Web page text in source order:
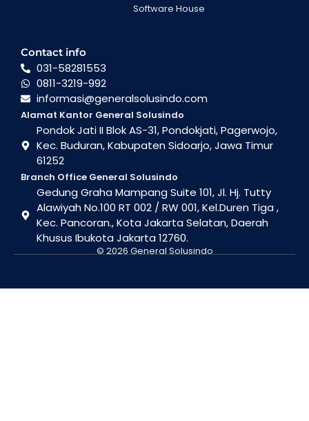
Software House
Contact info
031-58281553
0811-3219-992
informasi@generalsolusindo.com
Alamat Kantor General Solusindo
Pondok Jati II Blok AS-31, Pondokjati, Pagerwojo,
Kec. Buduran, Kabupaten Sidoarjo, Jawa Timur
61252
Branch Office General Solusindo
Gedung Graha Mampang Suite 101, Jl. Hj. Tutty
Alawiyah No.100 RT 002 / RW 001, Kel.Duren Tiga ,
Kec. Pancoran., Kota Jakarta Selatan, Daerah
Khusus Ibukota Jakarta 12760.
© 2026 General Solusindo